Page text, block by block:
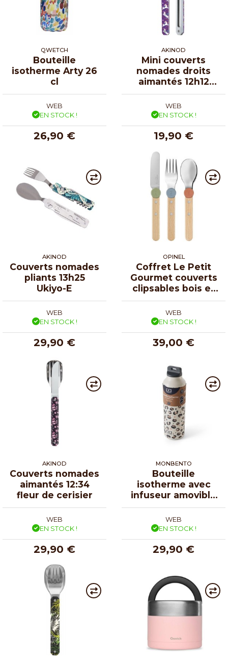
QWETCH
Bouteille
isotherme Arty 26
cl
WEB
EN STOCK !
26,90 €
AKINOD
Mini couverts
nomades droits
aimantés 12h12
Licornes
WEB
EN STOCK !
19,90 €
AKINOD
Couverts nomades
pliants 13h25
Ukiyo-E
WEB
EN STOCK !
29,90 €
OPINEL
Coffret Le Petit
Gourmet couverts
clipsables bois et
inox
WEB
EN STOCK !
39,00 €
AKINOD
Couverts nomades
aimantés 12:34
fleur de cerisier
WEB
EN STOCK !
29,90 €
MONBENTO
Bouteille
isotherme avec
infuseur amovible
léopard 50 cl
WEB
EN STOCK !
29,90 €